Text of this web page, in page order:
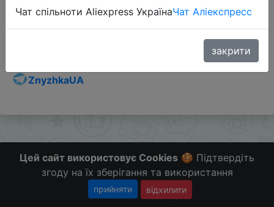
Слідкуйте за знижками на мобільному, в телеграм
ZnyzhkaUA
Цей сайт використовує Cookies 🍪 Підтвердіть
згоду на їх зберігання та використання
прийняти відхилити
Чат спільноти Aliexpress УкраїнаЧат Аліекспресс
закрити